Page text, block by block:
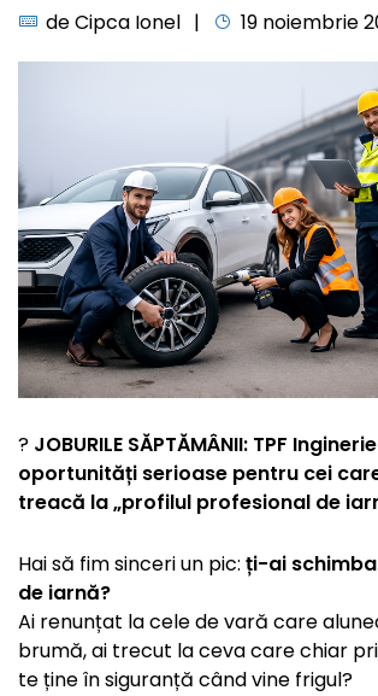
deCipca Ionel 19 noiembrie
? JOBURILE SĂPTĂMÂNII: TPF
oportunități serioase pentru cei
treacă la „profilul profesional de
Hai să fim sinceri un pic: ți-ai
de iarnă?
Ai renunțat la cele de vară care
brumă, ai trecut la ceva care chiar
te ține în siguranță când vine frigul?